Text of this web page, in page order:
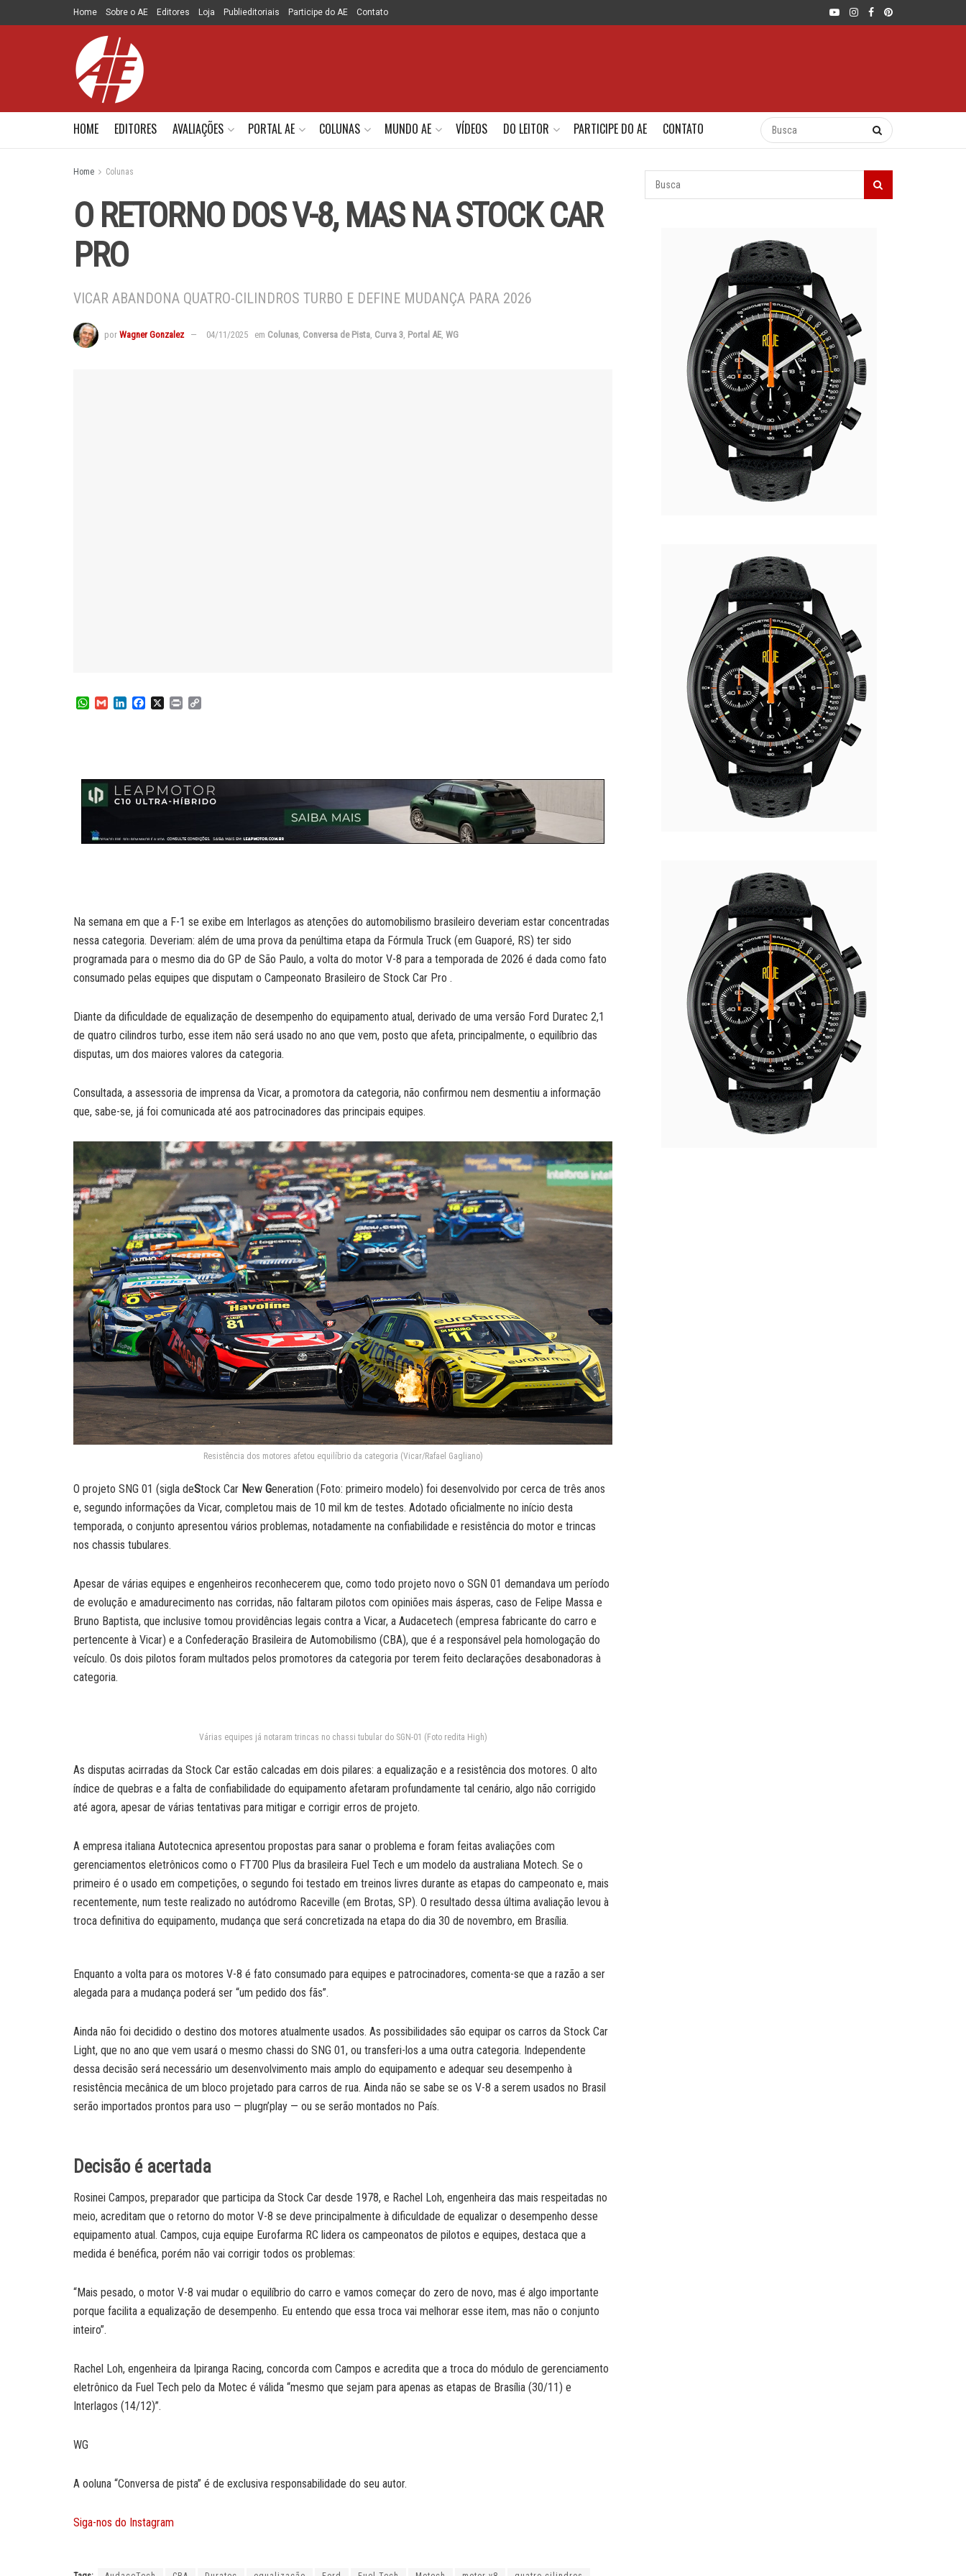
Home Sobre o AE Editores Loja Publieditoriais Participe do AE Contato
HOME EDITORES AVALIAÇÕES PORTAL AE COLUNAS MUNDO AE VÍDEOS DO LEITOR PARTICIPE DO AE CONTATO
Home Colunas
O RETORNO DOS V-8, MAS NA STOCK CAR
PRO
VICAR ABANDONA QUATRO-CILINDROS TURBO E DEFINE MUDANÇA PARA 2026
por Wagner Gonzalez 04/11/2025 em Colunas, Conversa de Pista, Curva 3, Portal AE, WG
W
p
p
G
I
n
o
k
X
P
n
k
Na semana em que a F-1 se exibe em Interlagos as atenções do automobilismo brasileiro deveriam estar concentradas
nessa categoria. Deveriam: além de uma prova da penúltima etapa da Fórmula Truck (em Guaporé, RS) ter sido
programada para o mesmo dia do GP de São Paulo, a volta do motor V-8 para a temporada de 2026 é dada como fato
consumado pelas equipes que disputam o Campeonato Brasileiro de Stock Car Pro .
Diante da dificuldade de equalização de desempenho do equipamento atual, derivado de uma versão Ford Duratec 2,1
de quatro cilindros turbo, esse item não será usado no ano que vem, posto que afeta, principalmente, o equilíbrio das
disputas, um dos maiores valores da categoria.
Consultada, a assessoria de imprensa da Vicar, a promotora da categoria, não confirmou nem desmentiu a informação
que, sabe-se, já foi comunicada até aos patrocinadores das principais equipes.
Resistência dos motores afetou equilíbrio da categoria (Vicar/Rafael Gagliano)
O projeto SNG 01 (sigla deStock Car New Generation (Foto: primeiro modelo) foi desenvolvido por cerca de três anos
e, segundo informações da Vicar, completou mais de 10 mil km de testes. Adotado oficialmente no início desta
temporada, o conjunto apresentou vários problemas, notadamente na confiabilidade e resistência do motor e trincas
nos chassis tubulares.
Apesar de várias equipes e engenheiros reconhecerem que, como todo projeto novo o SGN 01 demandava um período
de evolução e amadurecimento nas corridas, não faltaram pilotos com opiniões mais ásperas, caso de Felipe Massa e
Bruno Baptista, que inclusive tomou providências legais contra a Vicar, a Audacetech (empresa fabricante do carro e
pertencente à Vicar) e a Confederação Brasileira de Automobilismo (CBA), que é a responsável pela homologação do
veículo. Os dois pilotos foram multados pelos promotores da categoria por terem feito declarações desabonadoras à
categoria.
Várias equipes já notaram trincas no chassi tubular do SGN-01 (Foto redita High)
As disputas acirradas da Stock Car estão calcadas em dois pilares: a equalização e a resistência dos motores. O alto
índice de quebras e a falta de confiabilidade do equipamento afetaram profundamente tal cenário, algo não corrigido
até agora, apesar de várias tentativas para mitigar e corrigir erros de projeto.
A empresa italiana Autotecnica apresentou propostas para sanar o problema e foram feitas avaliações com
gerenciamentos eletrônicos como o FT700 Plus da brasileira Fuel Tech e um modelo da australiana Motech. Se o
primeiro é o usado em competições, o segundo foi testado em treinos livres durante as etapas do campeonato e, mais
recentemente, num teste realizado no autódromo Raceville (em Brotas, SP). O resultado dessa última avaliação levou à
troca definitiva do equipamento, mudança que será concretizada na etapa do dia 30 de novembro, em Brasília.
Enquanto a volta para os motores V-8 é fato consumado para equipes e patrocinadores, comenta-se que a razão a ser
alegada para a mudança poderá ser “um pedido dos fãs”.
Ainda não foi decidido o destino dos motores atualmente usados. As possibilidades são equipar os carros da Stock Car
Light, que no ano que vem usará o mesmo chassi do SNG 01, ou transferi-los a uma outra categoria. Independente
dessa decisão será necessário um desenvolvimento mais amplo do equipamento e adequar seu desempenho à
resistência mecânica de um bloco projetado para carros de rua. Ainda não se sabe se os V-8 a serem usados no Brasil
serão importados prontos para uso — plugn’play — ou se serão montados no País.
Decisão é acertada
Rosinei Campos, preparador que participa da Stock Car desde 1978, e Rachel Loh, engenheira das mais respeitadas no
meio, acreditam que o retorno do motor V-8 se deve principalmente à dificuldade de equalizar o desempenho desse
equipamento atual. Campos, cuja equipe Eurofarma RC lidera os campeonatos de pilotos e equipes, destaca que a
medida é benéfica, porém não vai corrigir todos os problemas:
“Mais pesado, o motor V-8 vai mudar o equilíbrio do carro e vamos começar do zero de novo, mas é algo importante
porque facilita a equalização de desempenho. Eu entendo que essa troca vai melhorar esse item, mas não o conjunto
inteiro”.
Rachel Loh, engenheira da Ipiranga Racing, concorda com Campos e acredita que a troca do módulo de gerenciamento
eletrônico da Fuel Tech pelo da Motec é válida “mesmo que sejam para apenas as etapas de Brasília (30/11) e
Interlagos (14/12)”.
WG
A ooluna “Conversa de pista” é de exclusiva responsabilidade do seu autor.
Siga-nos do Instagram